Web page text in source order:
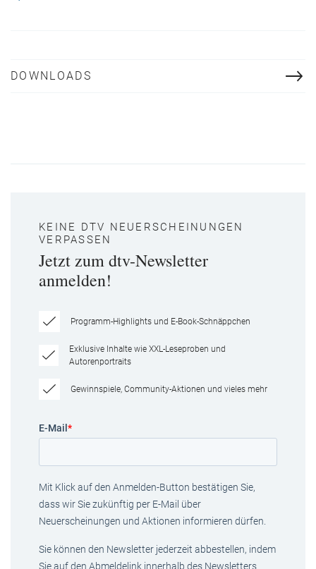
DOWNLOADS
KEINE DTV NEUERSCHEINUNGEN
VERPASSEN
Jetzt zum dtv-Newsletter
anmelden!
Programm-Highlights und E-Book-Schnäppchen
Exklusive Inhalte wie XXL-Leseproben und
Autorenportraits
Gewinnspiele, Community-Aktionen und vieles mehr
E-Mail *
Mit Klick auf den Anmelden-Button bestätigen Sie,
dass wir Sie zukünftig per E-Mail über
Neuerscheinungen und Aktionen informieren dürfen.
Sie können den Newsletter jederzeit abbestellen, indem
Sie auf den Abmeldelink innerhalb des Newsletters